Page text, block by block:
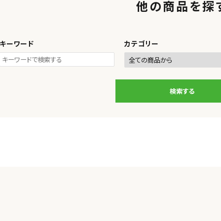
他の商品を探
キーワード カテゴリー
検索する